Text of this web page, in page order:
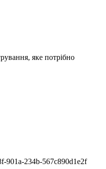
яке потрібно
901a-234b-567c890d1e2f